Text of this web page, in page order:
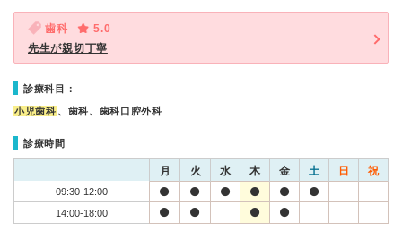
歯科
5.0
先生が親切丁寧
診療科目：
小児歯科 、歯科、歯科口腔外科
診療時間
月 火 水 木 金 土 日 祝
09:30-12:00
14:00-18:00